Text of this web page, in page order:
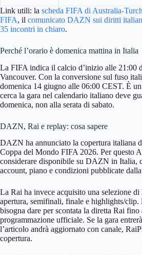
Link utili: la scheda FIFA di Australia-
FIFA, il comunicato DAZN sui diritti
35 incontri in chiaro.
Perché l’orario è domenica mattina in Italia
La FIFA indica il calcio d’inizio alle 21:00
Vancouver. Con la conversione sul fuso
domenica 14 giugno alle 06:00 CEST. È
cerca la gara nel calendario italiano deve
domenica, non alla serata di sabato.
DAZN, Rai e replay: cosa sapere
DAZN ha annunciato la copertura italiana
Coppa del Mondo FIFA 2026. Per questo
considerare disponibile su DAZN in Italia,
account, piano e condizioni pubblicate
La Rai ha invece acquisito una selezione
apertura, semifinali, finale e highlights/clip.
bisogna dare per scontata la diretta Rai
programmazione ufficiale. Se la gara
l’articolo andrà aggiornato con canale,
copertura.